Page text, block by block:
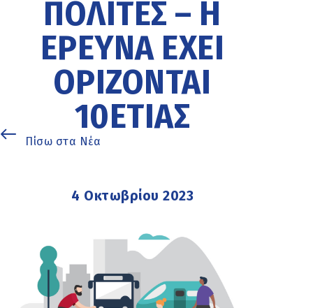
ΠΟΛΊΤΕΣ – Η
ΈΡΕΥΝΑ ΈΧΕΙ
ΟΡΊΖΟΝΤΑΙ
10ΕΤΊΑΣ
Πίσω στα Νέα
4 Οκτωβρίου 2023